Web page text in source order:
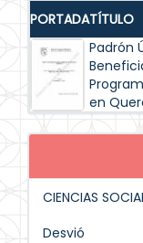
PORTADATÍTULO
Padrón
en
CIENCIAS
Desvió